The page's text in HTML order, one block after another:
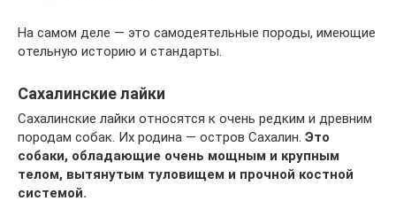
На самом деле — это самодеятельные породы, имеющие
отельную историю и стандарты.
Сахалинские лайки
Сахалинские лайки относятся к очень редким и древним
породам собак. Их родина — остров Сахалин. Это
собаки, обладающие очень мощным и крупным
телом, вытянутым туловищем и прочной костной
системой.